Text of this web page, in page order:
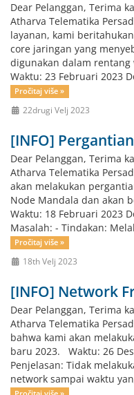
Dear Pelanggan, Terima
Atharva Telematika
layanan, kami
core jaringan yang
digunakan dalam
Waktu: 23 Februari 2023
Pročitaj više »
22drugi Velj 2023
[INFO]
Dear Pelanggan, Terima
Atharva Telematika
akan melakukan
Node Mandala dan akan
Waktu: 18 Februari 2023
Masalah: - Tindakan:
Pročitaj više »
18th Velj 2023
[INFO] Network
Dear Pelanggan, Terima
Atharva Telematika
bahwa kami akan
baru 2023. Waktu: 26
Penjelasan: Tidak
network sampai waktu